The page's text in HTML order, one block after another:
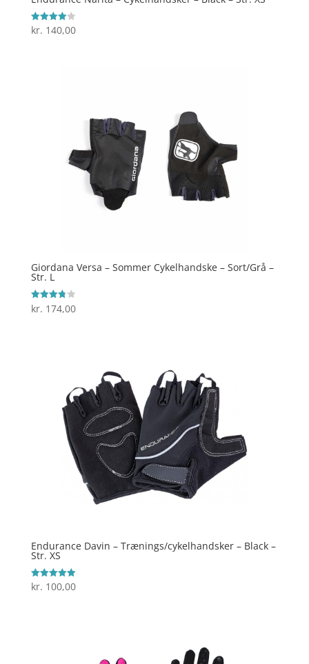
Vurderet
4
kr. 140,00
Giordana Versa – Sommer Cykelhandske – Sort/Grå –
Str. L
Vurderet
3.8
kr. 174,00
Endurance Davin – Trænings/cykelhandsker – Black –
Str. XS
Vurderet
5
kr. 100,00